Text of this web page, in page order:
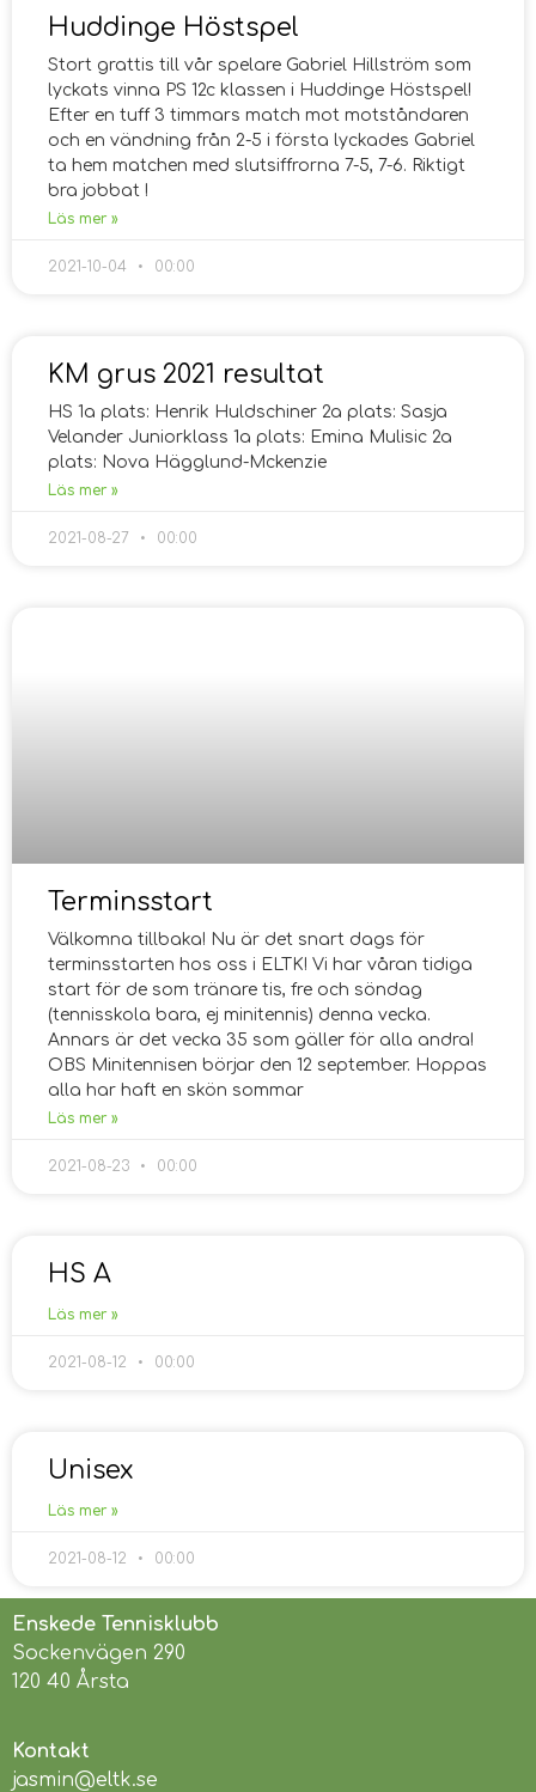
Huddinge Höstspel
Stort grattis till vår spelare Gabriel Hillström som
lyckats vinna PS 12c klassen i Huddinge Höstspel!
Efter en tuff 3 timmars match mot motståndaren
och en vändning från 2-5 i första lyckades Gabriel
ta hem matchen med slutsiffrorna 7-5, 7-6. Riktigt
bra jobbat !
Läs mer »
2021-10-04 00:00
KM grus 2021 resultat
HS 1a plats: Henrik Huldschiner 2a plats: Sasja
Velander Juniorklass 1a plats: Emina Mulisic 2a
plats: Nova Hägglund-Mckenzie
Läs mer »
2021-08-27 00:00
Terminsstart
Välkomna tillbaka! Nu är det snart dags för
terminsstarten hos oss i ELTK! Vi har våran tidiga
start för de som tränare tis, fre och söndag
(tennisskola bara, ej minitennis) denna vecka.
Annars är det vecka 35 som gäller för alla andra!
OBS Minitennisen börjar den 12 september. Hoppas
alla har haft en skön sommar
Läs mer »
2021-08-23 00:00
HS A
Läs mer »
2021-08-12 00:00
Unisex
Läs mer »
2021-08-12 00:00
Enskede Tennisklubb
Sockenvägen 290
120 40 Årsta
Kontakt
jasmin@eltk.se